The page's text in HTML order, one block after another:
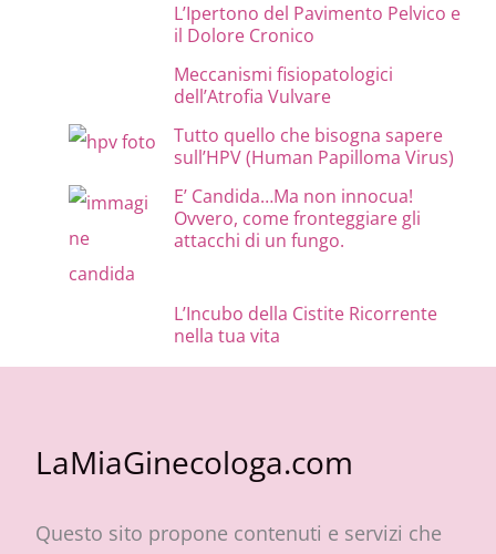
L’Ipertono del Pavimento Pelvico e
il Dolore Cronico
Meccanismi fisiopatologici
dell’Atrofia Vulvare
Tutto quello che bisogna sapere
sull’HPV (Human Papilloma Virus)
E’ Candida…Ma non innocua!
Ovvero, come fronteggiare gli
attacchi di un fungo.
L’Incubo della Cistite Ricorrente
nella tua vita
LaMiaGinecologa.com
Questo sito propone contenuti e servizi che